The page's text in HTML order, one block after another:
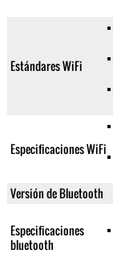
Estándares WiFi
Especificaciones WiFi
Versión de Bluetooth
Especificaciones
bluetooth